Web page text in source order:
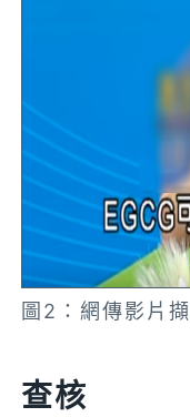
圖2：網傳影片
查核